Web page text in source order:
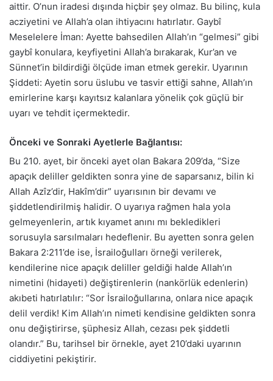
aittir. O’nun iradesi dışında hiçbir şey olmaz. Bu bilinç, kula
acziyetini ve Allah’a olan ihtiyacını hatırlatır. Gaybî
Meselelere İman: Ayette bahsedilen Allah’ın “gelmesi” gibi
gaybî konulara, keyfiyetini Allah’a bırakarak, Kur’an ve
Sünnet’in bildirdiği ölçüde iman etmek gerekir. Uyarının
Şiddeti: Ayetin soru üslubu ve tasvir ettiği sahne, Allah’ın
emirlerine karşı kayıtsız kalanlara yönelik çok güçlü bir
uyarı ve tehdit içermektedir.
Önceki ve Sonraki Ayetlerle Bağlantısı:
Bu 210. ayet, bir önceki ayet olan Bakara 209’da, “Size
apaçık deliller geldikten sonra yine de saparsanız, bilin ki
Allah Azîz’dir, Hakîm’dir” uyarısının bir devamı ve
şiddetlendirilmiş halidir. O uyarıya rağmen hala yola
gelmeyenlerin, artık kıyamet anını mı bekledikleri
sorusuyla sarsılmaları hedeflenir. Bu ayetten sonra gelen
Bakara 2:211’de ise, İsrailoğulları örneği verilerek,
kendilerine nice apaçık deliller geldiği halde Allah’ın
nimetini (hidayeti) değiştirenlerin (nankörlük edenlerin)
akıbeti hatırlatılır: “Sor İsrailoğullarına, onlara nice apaçık
delil verdik! Kim Allah’ın nimeti kendisine geldikten sonra
onu değiştirirse, şüphesiz Allah, cezası pek şiddetli
olandır.” Bu, tarihsel bir örnekle, ayet 210’daki uyarının
ciddiyetini pekiştirir.